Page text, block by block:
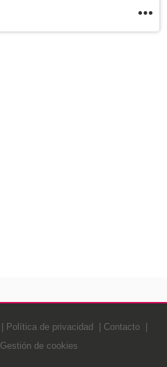
Política de privacidad
Contacto
Gestión de cookies